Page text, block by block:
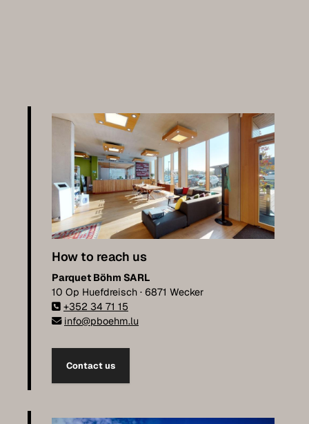
How to reach us
Parquet Böhm SARL
10 Op Huefdreisch · 6871 Wecker
+352 34 71 15
info@pboehm.lu
Contact us